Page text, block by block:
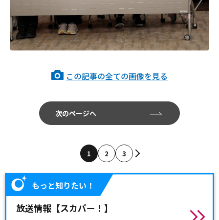
この記事の全ての画像を見る
次のページへ
1 2 3
もっと知りたい！
放送情報【スカパー！】